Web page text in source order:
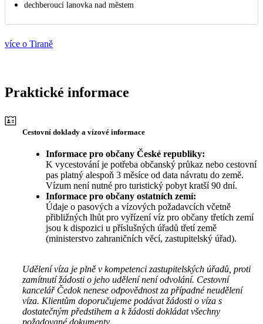
dechberoucí lanovka nad městem
více o Tiraně
Praktické informace
Cestovní doklady a vízové informace
Informace pro občany České republiky:
K vycestování je potřeba občanský průkaz nebo cestovní
pas platný alespoň 3 měsíce od data návratu do země.
Vízum není nutné pro turistický pobyt kratší 90 dní.
Informace pro občany ostatních zemí:
Údaje o pasových a vízových požadavcích včetně
přibližných lhůt pro vyřízení víz pro občany třetích zemí
jsou k dispozici u příslušných úřadů třetí země
(ministerstvo zahraničních věcí, zastupitelský úřad).
Udělení víza je plně v kompetenci zastupitelských úřadů, proti
zamítnutí žádosti o jeho udělení není odvolání. Cestovní
kancelář Čedok nenese odpovědnost za případné neudělení
víza. Klientům doporučujeme podávat žádosti o víza s
dostatečným předstihem a k žádosti dokládat všechny